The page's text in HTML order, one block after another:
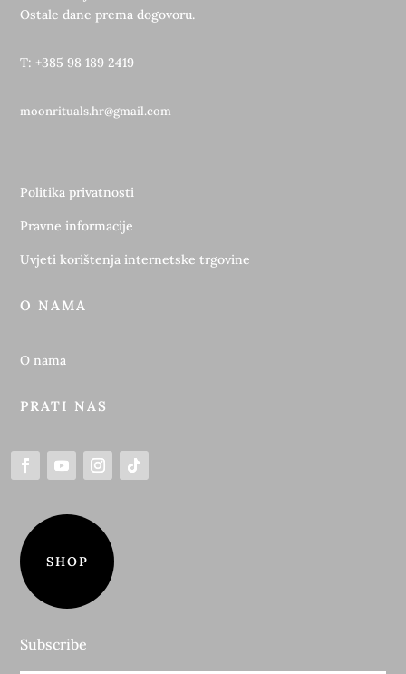
Ostale dane prema dogovoru.
T: +385 98 189 2419
moonrituals.hr@gmail.com
Politika privatnosti
Pravne informacije
Uvjeti korištenja internetske trgovine
O NAMA
O nama
PRATI NAS
SHOP
Subscribe